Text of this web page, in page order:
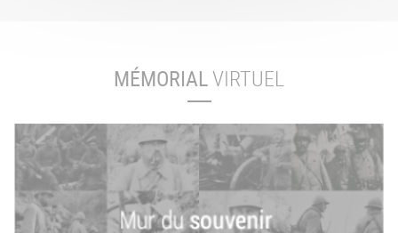
MÉMORIALVIRTUEL